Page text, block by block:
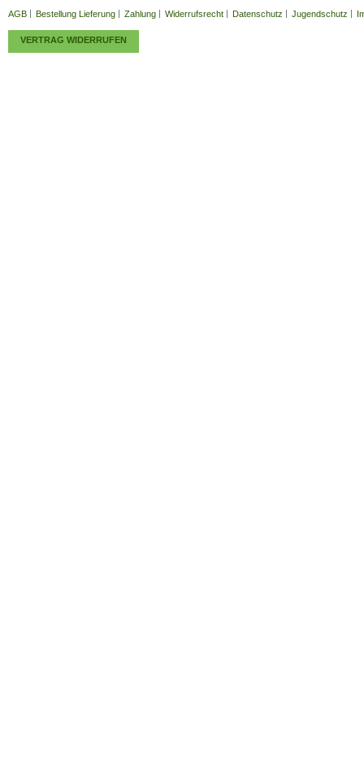
AGB Bestellung Lieferung Zahlung Widerrufsrecht Datenschutz Jugendschutz
VERTRAG WIDERRUFEN